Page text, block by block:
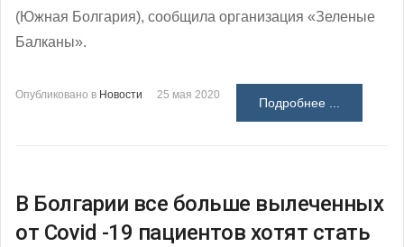
(Южная Болгария), сообщила организация «Зеленые
Балканы».
Опубликовано в Новости 25 мая 2020
Подробнее ...
В Болгарии все больше вылеченных
от Covid -19 пациентов хотят стать